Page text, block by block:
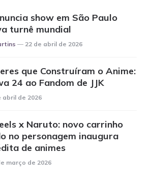
show em São Paulo
turnê mundial
22 de abril de 2026
que Construíram o Anime:
24 ao Fandom de JJK
abril de 2026
x Naruto: novo carrinho
no personagem inaugura
de animes
março de 2026